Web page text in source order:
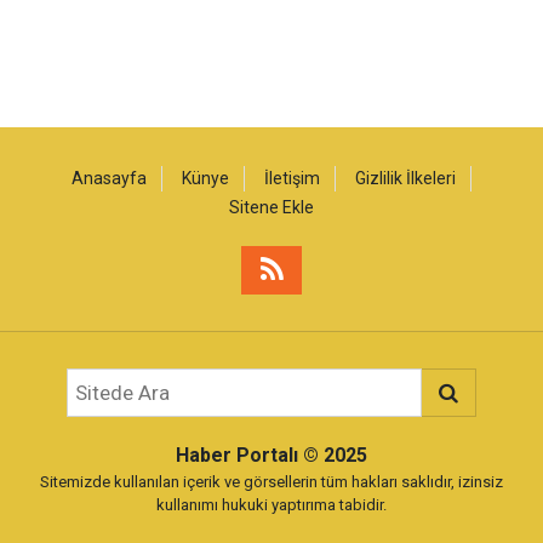
Anasayfa Künye İletişim
Gizlilik İlkeleri
Sitene Ekle
Haber Portalı © 2025
Sitemizde kullanılan içerik ve görsellerin tüm hakları saklıdır, izinsiz
kullanımı hukuki yaptırıma tabidir.